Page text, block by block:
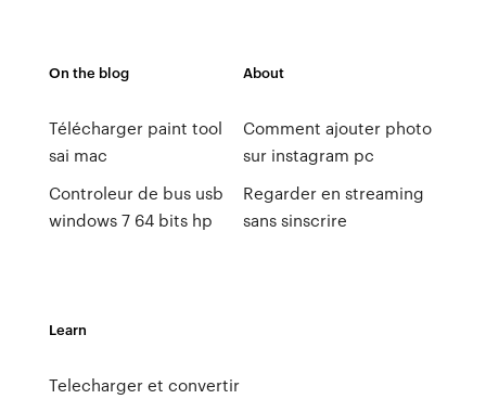
On the blog
Télécharger paint tool
sai mac
Controleur de bus usb
windows 7 64 bits hp
About
Comment ajouter photo
sur instagram pc
Regarder en streaming
sans sinscrire
Learn
Telecharger et convertir